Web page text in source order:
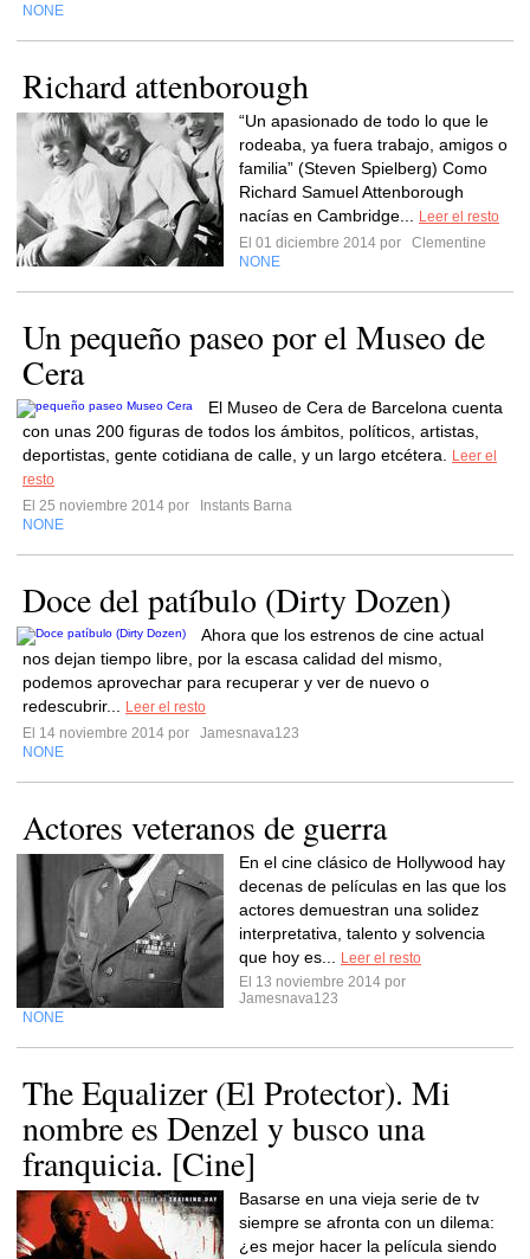
NONE
Richard attenborough
“Un apasionado de todo lo que le
rodeaba, ya fuera trabajo, amigos o
familia” (Steven Spielberg) Como
Richard Samuel Attenborough
nacías en Cambridge...
Leer el resto
El 01 diciembre 2014 por
Clementine
NONE
Un pequeño paseo por el Museo de
Cera
El Museo de Cera de Barcelona cuenta
con unas 200 figuras de todos los ámbitos, políticos, artistas,
deportistas, gente cotidiana de calle, y un largo etcétera.
Leer el
resto
El 25 noviembre 2014 por
Instants Barna
NONE
Doce del patíbulo (Dirty Dozen)
Ahora que los estrenos de cine actual
nos dejan tiempo libre, por la escasa calidad del mismo,
podemos aprovechar para recuperar y ver de nuevo o
redescubrir...
Leer el resto
El 14 noviembre 2014 por
Jamesnava123
NONE
Actores veteranos de guerra
En el cine clásico de Hollywood hay
decenas de películas en las que los
actores demuestran una solidez
interpretativa, talento y solvencia
que hoy es...
Leer el resto
El 13 noviembre 2014 por
Jamesnava123
NONE
The Equalizer (El Protector). Mi
nombre es Denzel y busco una
franquicia. [Cine]
Basarse en una vieja serie de tv
siempre se afronta con un dilema:
¿es mejor hacer la película siendo